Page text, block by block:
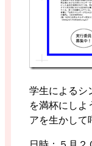
学生によるシ
を満杯にしよ
アを生かして